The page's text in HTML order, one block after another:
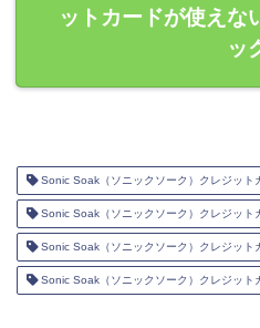
ットカードが使えな
ッ
Sonic Soak（ソニックソーク）クレジット
Sonic Soak（ソニックソーク）クレジット
Sonic Soak（ソニックソーク）クレジット
Sonic Soak（ソニックソーク）クレジット